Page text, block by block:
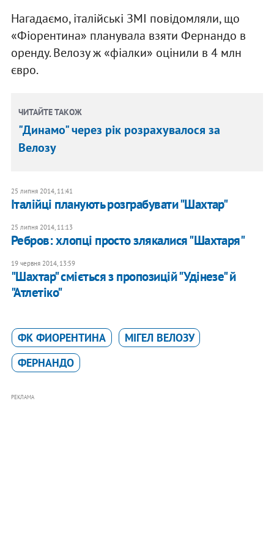
Нагадаємо, італійські ЗМІ повідомляли, що
«Фіорентина» планувала взяти Фернандо в
оренду. Велозу ж «фіалки» оцінили в 4 млн
євро.
ЧИТАЙТЕ ТАКОЖ
"Динамо" через рік розрахувалося за
Велозу
25 липня 2014, 11:41
Італійці планують розграбувати "Шахтар"
25 липня 2014, 11:13
Ребров: хлопці просто злякалися "Шахтаря"
19 червня 2014, 13:59
"Шахтар" сміється з пропозицій "Удінезе" й
"Атлетіко"
ФК ФИОРЕНТИНА
МІГЕЛ ВЕЛОЗУ
ФЕРНАНДО
РЕКЛАМА